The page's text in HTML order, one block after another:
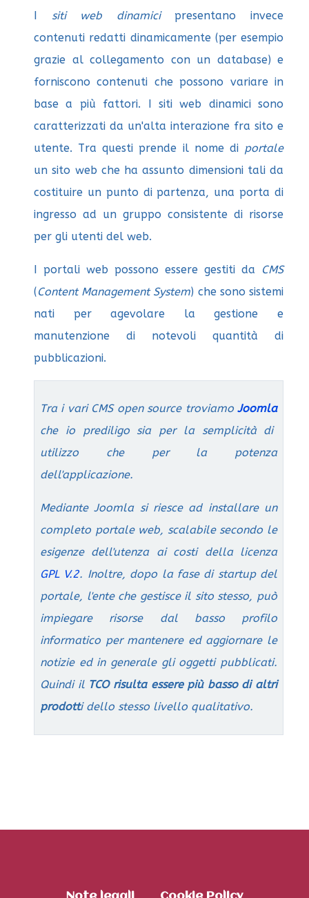
I siti web dinamicipresentano invece
contenuti redatti dinamicamente (per esempio
grazie al collegamento con un database) e
forniscono contenuti che possono variare in
base a più fattori. I siti web dinamici sono
caratterizzati da un'alta interazione fra sito e
utente. Tra questi prende il nome di portale
un sito web che ha assunto dimensioni tali da
costituire un punto di partenza, una porta di
ingresso ad un gruppo consistente di risorse
per gli utenti del web.
I portali web possono essere gestiti da
CMS
(Content Management System) che sono sistemi
nati per agevolare la gestione e
manutenzione di notevoli quantità di
pubblicazioni.
Tra i vari CMS open source troviamo Joomla
che io prediligo sia per la semplicità di
utilizzo che per la potenza
dell'applicazione.
Mediante Joomla si riesce ad installare un
completo portale web, scalabile secondo le
esigenze dell'utenza ai costi della licenza
GPL V.2. Inoltre, dopo la fase di startup del
portale, l'ente che gestisce il sito stesso, può
impiegare risorse dal basso profilo
informatico per mantenere ed aggiornare le
notizie ed in generale gli oggetti pubblicati.
Quindi il TCO risulta essere più basso di altri
prodotti dello stesso livello qualitativo.